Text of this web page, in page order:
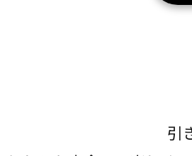
引